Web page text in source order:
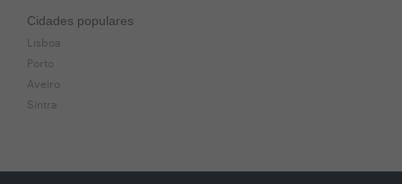
Cidades populares
Lisboa
Porto
Aveiro
Sintra